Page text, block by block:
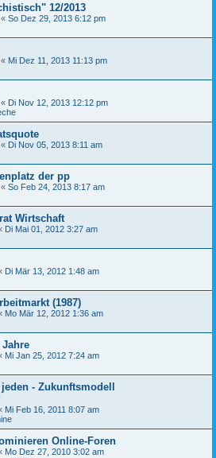
12/2013
« So Dez 29, 2013 6:12 pm
« Mi Dez 11, 2013 11:13 pm
« Di Nov 12, 2013 12:12 pm
« Di Nov 05, 2013 8:11 am
der pp
« So Feb 24, 2013 8:17 am
Wirtschaft
Di Mai 01, 2012 3:27 am
Di Mär 13, 2012 1:48 am
(1987)
Mo Mär 12, 2012 1:36 am
Mi Jan 25, 2012 7:24 am
jeden - Zukunftsmodell
Mi Feb 16, 2011 8:07 am
Online-Foren
Mo Dez 27, 2010 3:02 am